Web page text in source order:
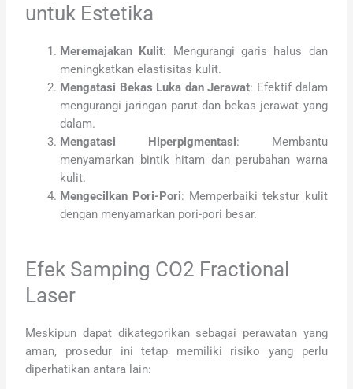
untuk Estetika
Meremajakan Kulit: Mengurangi garis halus dan
meningkatkan elastisitas kulit.
Mengatasi Bekas Luka dan Jerawat: Efektif dalam
mengurangi jaringan parut dan bekas jerawat yang
dalam.
Mengatasi Hiperpigmentasi: Membantu
menyamarkan bintik hitam dan perubahan warna
kulit.
Mengecilkan Pori-Pori: Memperbaiki tekstur kulit
dengan menyamarkan pori-pori besar.
Efek Samping CO2 Fractional
Laser
Meskipun dapat dikategorikan sebagai perawatan yang
aman, prosedur ini tetap memiliki risiko yang perlu
diperhatikan antara lain: